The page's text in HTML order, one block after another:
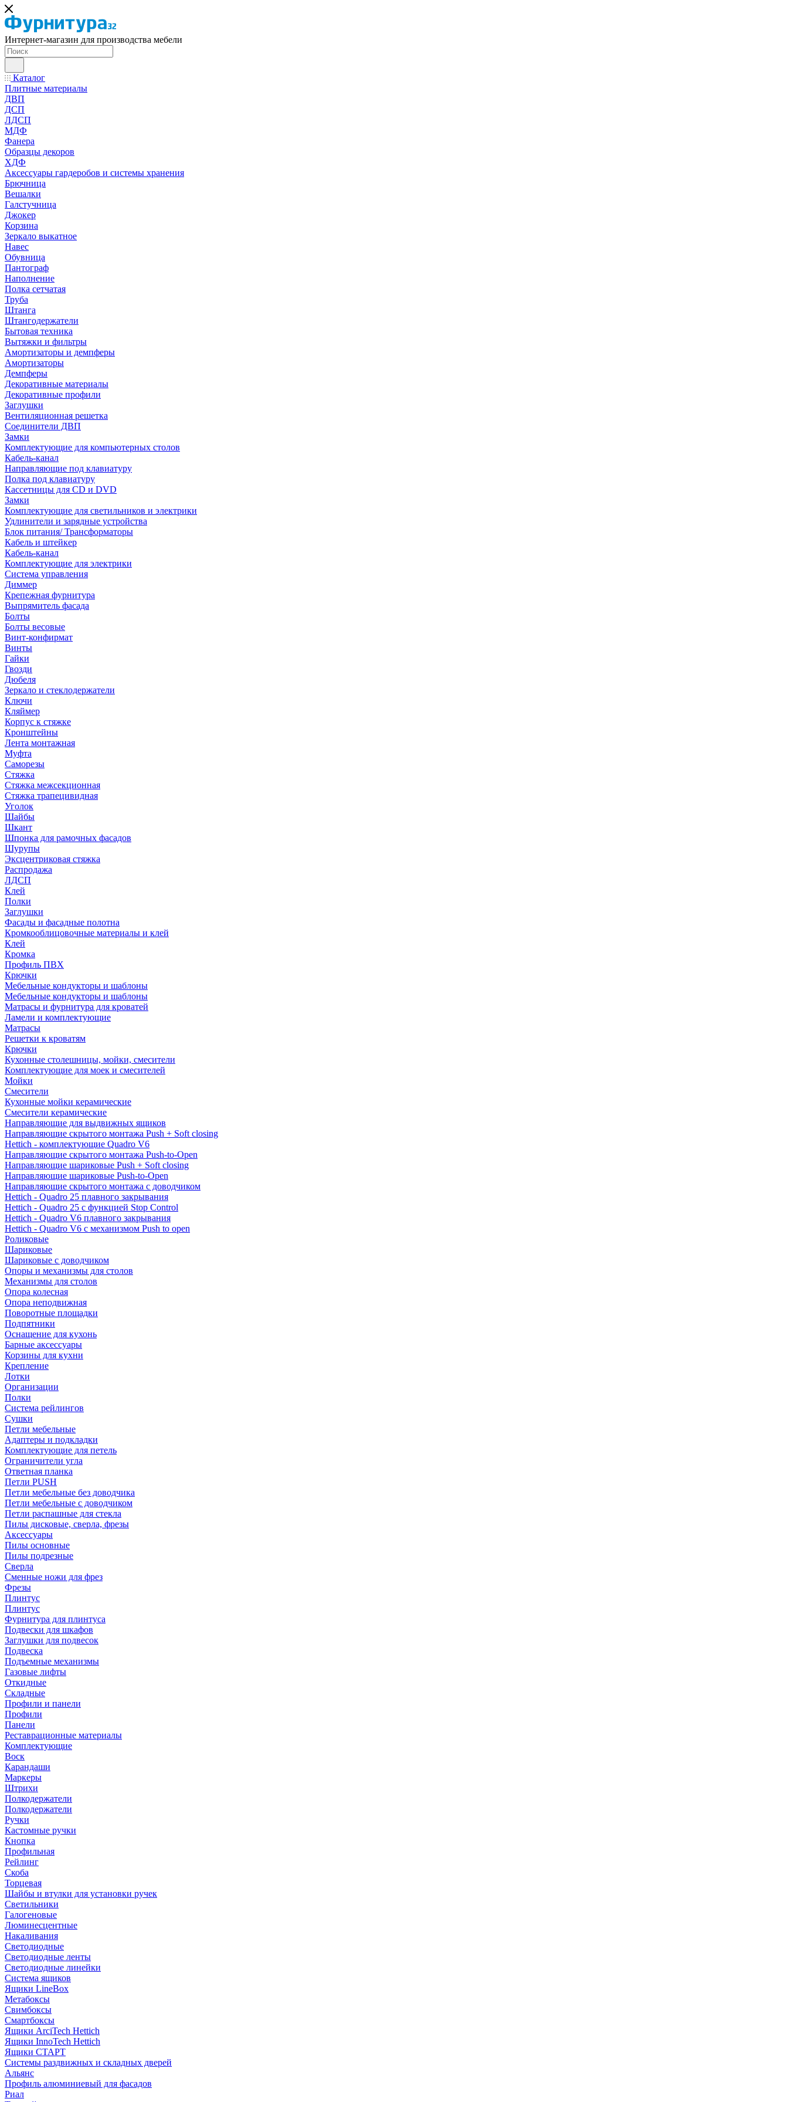
Интернет-магазин для производства мебели
Каталог
Плитные материалы
ДВП
ДСП
ЛДСП
МДФ
Фанера
Образцы декоров
ХДФ
Аксессуары гардеробов и системы хранения
Брючница
Вешалки
Галстучница
Джокер
Корзина
Зеркало выкатное
Навес
Обувница
Пантограф
Наполнение
Полка сетчатая
Труба
Штанга
Штангодержатели
Бытовая техника
Вытяжки и фильтры
Амортизаторы и демпферы
Амортизаторы
Демпферы
Декоративные материалы
Декоративные профили
Заглушки
Вентиляционная решетка
Соединители ДВП
Замки
Комплектующие для компьютерных столов
Кабель-канал
Направляющие под клавиатуру
Полка под клавиатуру
Кассетницы для CD и DVD
Замки
Комплектующие для светильников и электрики
Удлинители и зарядные устройства
Блок питания/ Трансформаторы
Кабель и штейкер
Кабель-канал
Комплектующие для электрики
Система управления
Диммер
Крепежная фурнитура
Выпрямитель фасада
Болты
Болты весовые
Винт-конфирмат
Винты
Гайки
Гвозди
Дюбеля
Зеркало и стеклодержатели
Ключи
Кляймер
Корпус к стяжке
Кронштейны
Лента монтажная
Муфта
Саморезы
Стяжка
Стяжка межсекционная
Стяжка трапецивидная
Уголок
Шайбы
Шкант
Шпонка для рамочных фасадов
Шурупы
Эксцентриковая стяжка
Распродажа
ЛДСП
Клей
Полки
Заглушки
Фасады и фасадные полотна
Кромкооблицовочные материалы и клей
Клей
Кромка
Профиль ПВХ
Крючки
Мебельные кондукторы и шаблоны
Мебельные кондукторы и шаблоны
Матрасы и фурнитура для кроватей
Ламели и комплектующие
Матрасы
Решетки к кроватям
Крючки
Кухонные столешницы, мойки, смесители
Комплектующие для моек и смесителей
Мойки
Смесители
Кухонные мойки керамические
Смесители керамические
Направляющие для выдвижных ящиков
Направляющие скрытого монтажа Push + Soft closing
Hettich - комплектующие Quadro V6
Направляющие скрытого монтажа Push-to-Open
Направляющие шариковые Push + Soft closing
Направляющие шариковые Push-to-Open
Направляющие скрытого монтажа с доводчиком
Hettich - Quadro 25 плавного закрывания
Hettich - Quadro 25 с функцией Stop Control
Hettich - Quadro V6 плавного закрывания
Hettich - Quadro V6 с механизмом Push to open
Роликовые
Шариковые
Шариковые с доводчиком
Опоры и механизмы для столов
Механизмы для столов
Опора колесная
Опора неподвижная
Поворотные площадки
Подпятники
Оснащение для кухонь
Барные аксессуары
Корзины для кухни
Крепление
Лотки
Организации
Полки
Система рейлингов
Сушки
Петли мебельные
Адаптеры и подкладки
Комплектующие для петель
Ограничители угла
Ответная планка
Петли PUSH
Петли мебельные без доводчика
Петли мебельные с доводчиком
Петли распашные для стекла
Пилы дисковые, сверла, фрезы
Аксессуары
Пилы основные
Пилы подрезные
Сверла
Сменные ножи для фрез
Фрезы
Плинтус
Плинтус
Фурнитура для плинтуса
Подвески для шкафов
Заглушки для подвесок
Подвеска
Подъемные механизмы
Газовые лифты
Откидные
Складные
Профили и панели
Профили
Панели
Реставрационные материалы
Комплектующие
Воск
Карандаши
Маркеры
Штрихи
Полкодержатели
Полкодержатели
Ручки
Кастомные ручки
Кнопка
Профильная
Рейлинг
Скоба
Торцевая
Шайбы и втулки для установки ручек
Светильники
Галогеновые
Люминесцентные
Накаливания
Светодиодные
Светодиодные ленты
Светодиодные линейки
Система ящиков
Ящики LineBox
Метабоксы
Свимбоксы
Смартбоксы
Ящики ArciTech Hettich
Ящики InnoTech Hettich
Ящики СТАРТ
Системы раздвижных и складных дверей
Альянс
Профиль алюминиевый для фасадов
Риал